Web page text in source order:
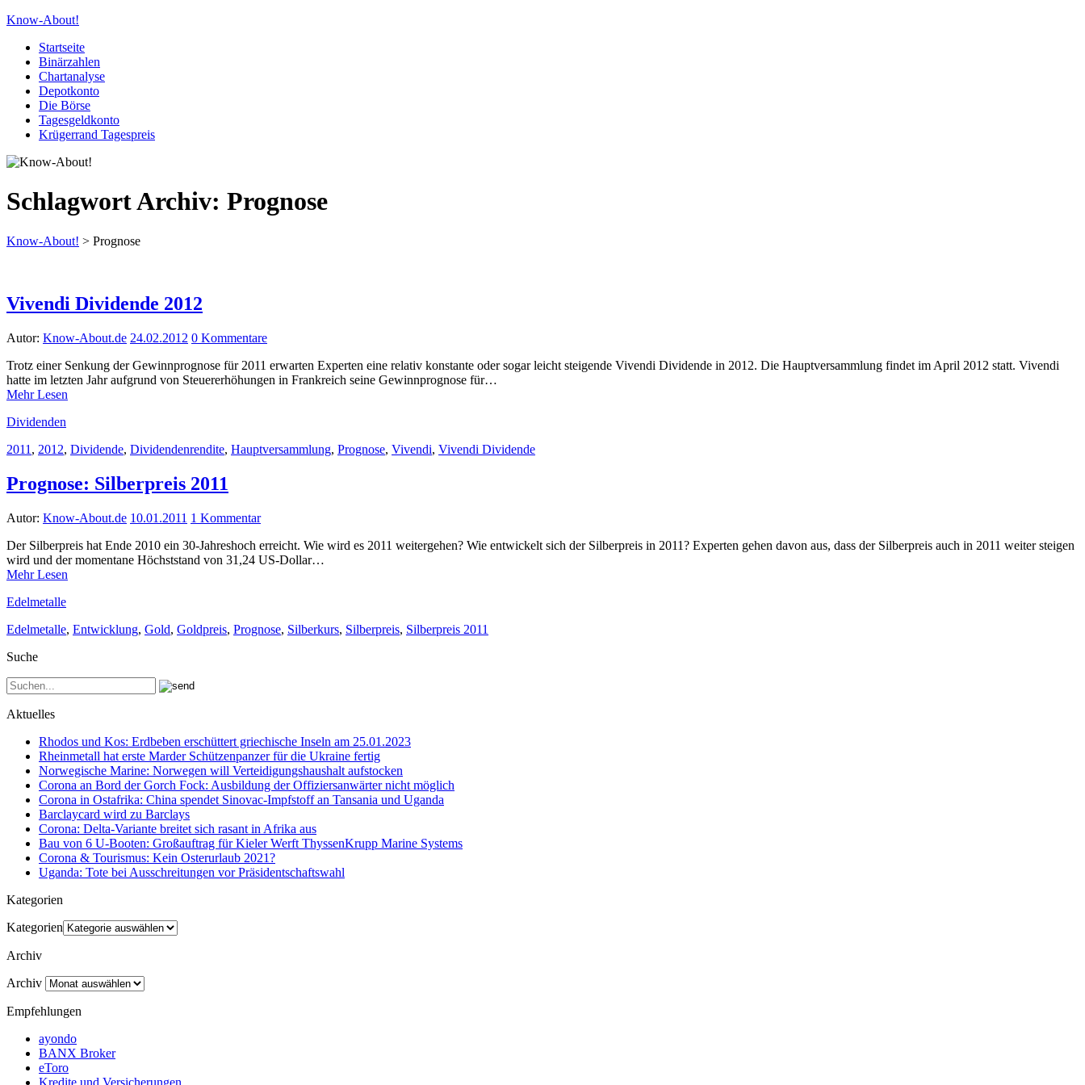
Know-About!
Startseite
Binärzahlen
Chartanalyse
Depotkonto
Die Börse
Tagesgeldkonto
Krügerrand Tagespreis
Schlagwort Archiv: Prognose
Know-About! > Prognose
Vivendi Dividende 2012
Autor: Know-About.de 24.02.2012 0 Kommentare
Trotz einer Senkung der Gewinnprognose für 2011 erwarten Experten eine relativ konstante oder sogar leicht steigende Vivendi Dividende in 2012. Die Hauptversammlung findet im April 2012 statt. Vivendi
hatte im letzten Jahr aufgrund von Steuererhöhungen in Frankreich seine Gewinnprognose für…
Mehr Lesen
Dividenden
2011 , 2012, Dividende, Dividendenrendite, Hauptversammlung, Prognose, Vivendi, Vivendi Dividende
Prognose: Silberpreis 2011
Autor: Know-About.de 10.01.2011 1 Kommentar
Der Silberpreis hat Ende 2010 ein 30-Jahreshoch erreicht. Wie wird es 2011 weitergehen? Wie entwickelt sich der Silberpreis in 2011? Experten gehen davon aus, dass der Silberpreis auch in 2011 weiter steigen
wird und der momentane Höchststand von 31,24 US-Dollar…
Mehr Lesen
Edelmetalle
Edelmetalle, Entwicklung, Gold, Goldpreis, Prognose, Silberkurs, Silberpreis, Silberpreis 2011
Suche
Aktuelles
Rhodos und Kos: Erdbeben erschüttert griechische Inseln am 25.01.2023
Rheinmetall hat erste Marder Schützenpanzer für die Ukraine fertig
Norwegische Marine: Norwegen will Verteidigungshaushalt aufstocken
Corona an Bord der Gorch Fock: Ausbildung der Offiziersanwärter nicht möglich
Corona in Ostafrika: China spendet Sinovac-Impfstoff an Tansania und Uganda
Barclaycard wird zu Barclays
Corona: Delta-Variante breitet sich rasant in Afrika aus
Bau von 6 U-Booten: Großauftrag für Kieler Werft ThyssenKrupp Marine Systems
Corona & Tourismus: Kein Osterurlaub 2021?
Uganda: Tote bei Ausschreitungen vor Präsidentschaftswahl
Kategorien
Kategorien
Archiv
Archiv
Empfehlungen
ayondo
BANX Broker
eToro
Kredite und Versicherungen